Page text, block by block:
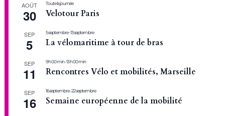
AOÛT
30
Toute la journée
Velotour Paris
SEP
5
5 septembre-13 septembre
La vélomaritime à tour de bras
SEP
11
9 h 00 min-13 h 00 min
Rencontres Vélo et mobilités, Marseille
SEP
16
16 septembre-22 septembre
Semaine européenne de la mobilité